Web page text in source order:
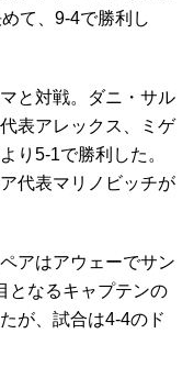
て、9-4で勝利し
表アレックス、ミゲ
り5-1で勝利した。
代表マリノビッチが
となるキャプテンの
が、試合は4-4のド